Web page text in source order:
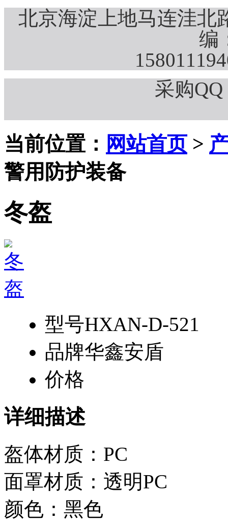
北京海淀上地马连洼北
编
采购QQ
当前位置： 网站首页>
警用防护装备
冬盔
型号HXAN-D-521
品牌华鑫安盾
价格
详细描述
盔体材质：PC
面罩材质：透明PC
颜色：黑色